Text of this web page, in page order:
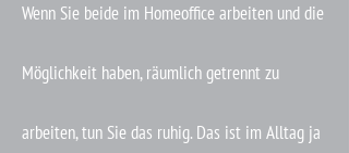
Wenn Sie beide im Homeoffice arbeiten und die
Möglichkeit haben, räumlich getrennt zu
arbeiten, tun Sie das ruhig. Das ist im Alltag ja